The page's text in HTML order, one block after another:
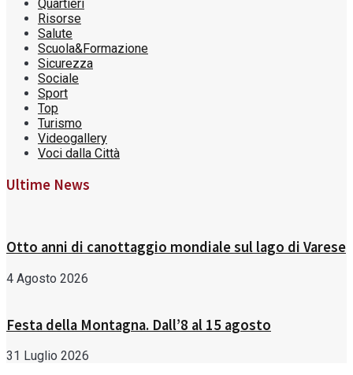
Quartieri
Risorse
Salute
Scuola&Formazione
Sicurezza
Sociale
Sport
Top
Turismo
Videogallery
Voci dalla Città
Ultime News
Otto anni di canottaggio mondiale sul lago di Varese
4 Agosto 2026
Festa della Montagna. Dall’8 al 15 agosto
31 Luglio 2026